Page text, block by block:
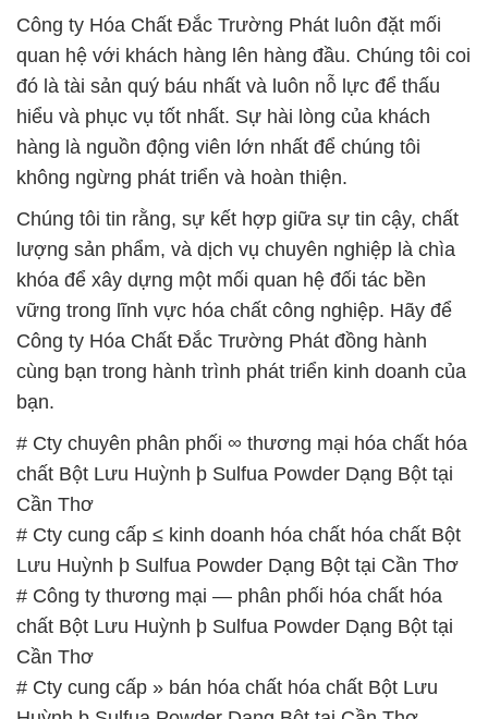
hàng là nguồn động viên lớn nhất để chúng tôi
không ngừng phát triển và hoàn thiện.
Chúng tôi tin rằng, sự kết hợp giữa sự tin cậy, chất
lượng sản phẩm, và dịch vụ chuyên nghiệp là chìa
khóa để xây dựng một mối quan hệ đối tác bền
vững trong lĩnh vực hóa chất công nghiệp. Hãy để
Công ty Hóa Chất Đắc Trường Phát đồng hành
cùng bạn trong hành trình phát triển kinh doanh của
bạn.
# Cty chuyên phân phối ∞ thương mại hóa chất hóa
chất Bột Lưu Huỳnh þ Sulfua Powder Dạng Bột tại
Cần Thơ
# Cty cung cấp ≤ kinh doanh hóa chất hóa chất Bột
Lưu Huỳnh þ Sulfua Powder Dạng Bột tại Cần Thơ
# Công ty thương mại — phân phối hóa chất hóa
chất Bột Lưu Huỳnh þ Sulfua Powder Dạng Bột tại
Cần Thơ
# Cty cung cấp » bán hóa chất hóa chất Bột Lưu
Huỳnh þ Sulfua Powder Dạng Bột tại Cần Thơ
# Đơn vị chuyên phân phối ○ kinh doanh hóa chất
hóa chất Bột Lưu Huỳnh þ Sulfua Powder Dạng Bột
tại Cần Thơ
# Cty phân phối _ thương mại hóa chất hóa chất